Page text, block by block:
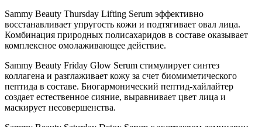
Sammy Beauty Thursday Lifting Serum эффективно
восстанавливает упругость кожи и подтягивает овал лица.
Комбинация природных полисахаридов в составе оказывает
комплексное омолаживающее действие.
Sammy Beauty Friday Glow Serum стимулирует синтез
коллагена и разглаживает кожу за счет биомиметического
пептида в составе. Биогармонический пептид-хайлайтер
создает естественное сияние, выравнивает цвет лица и
маскирует несовершенства.